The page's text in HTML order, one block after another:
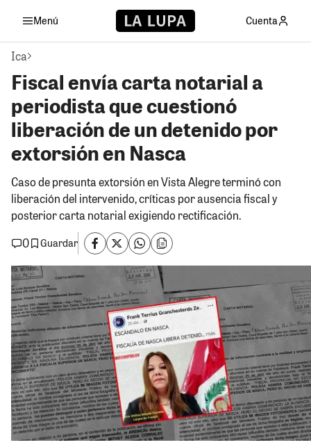
Menú Cuenta
Ica
Fiscal envía carta notarial a
periodista que cuestionó
liberación de un detenido por
extorsión en Nasca
Caso de presunta extorsión en Vista Alegre terminó con
liberación del intervenido, críticas por ausencia fiscal y
posterior carta notarial exigiendo rectificación.
0
Guardar